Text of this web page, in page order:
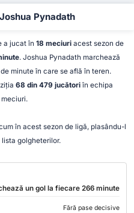
Pynadath
a jucat în 18 meciuriacest sezon de
. Joshua Pynadath marchează
minute în care se află în teren.
68 din 479 jucătoriîn echipa
în acest sezon de ligă, plasându-l
golgheterilor.
un gol la fiecare 266 minute
Fără pase decisive